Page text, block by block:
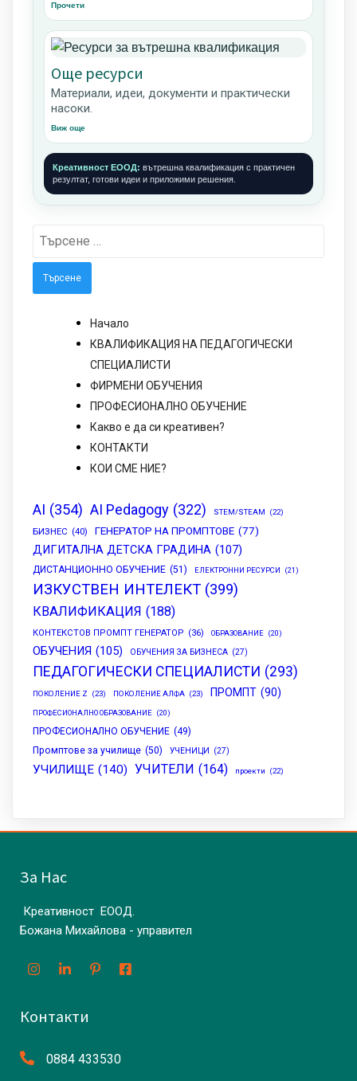
Прочети
Още ресурси
Материали, идеи, документи и практически
насоки.
Виж още
Креативност ЕООД: вътрешна квалификация с практичен
резултат, готови идеи и приложими решения.
Търсене
Начало
КВАЛИФИКАЦИЯ НА ПЕДАГОГИЧЕСКИ
СПЕЦИАЛИСТИ
ФИРМЕНИ ОБУЧЕНИЯ
ПРОФЕСИОНАЛНО ОБУЧЕНИЕ
Какво е да си креативен?
КОНТАКТИ
КОИ СМЕ НИЕ?
AI (354) AI Pedagogy (322) STEM/STEAM (22)
БИЗНЕС (40) ГЕНЕРАТОР НА ПРОМПТОВЕ (77)
ДИГИТАЛНА ДЕТСКА ГРАДИНА (107)
ДИСТАНЦИОННО ОБУЧЕНИЕ (51) ЕЛЕКТРОННИ РЕСУРСИ (21)
ИЗКУСТВЕН ИНТЕЛЕКТ (399)
КВАЛИФИКАЦИЯ (188)
КОНТЕКСТОВ ПРОМПТ ГЕНЕРАТОР (36) ОБРАЗОВАНИЕ (20)
ОБУЧЕНИЯ (105) ОБУЧЕНИЯ ЗА БИЗНЕСА (27)
ПЕДАГОГИЧЕСКИ СПЕЦИАЛИСТИ (293)
ПОКОЛЕНИЕ Z (23) ПОКОЛЕНИЕ АЛФА (23) ПРОМПТ (90)
ПРОФЕСИОНАЛНО ОБРАЗОВАНИЕ (20)
ПРОФЕСИОНАЛНО ОБУЧЕНИЕ (49)
Промптове за училище (50) УЧЕНИЦИ (27)
УЧИЛИЩЕ (140) УЧИТЕЛИ (164) проекти (22)
За Нас
Креативност ЕООД.
Божана Михайлова - управител
Контакти
0884 433530